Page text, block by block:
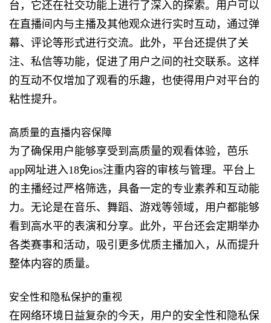
台，它还在社交功能上进行了深入的探索。用户可以
在直播间内与主播及其他观众进行实时互动，通过弹
幕、评论等形式进行交流。此外，平台还提供了关
注、私信等功能，促进了用户之间的社交联系。这样
的互动不仅增加了观看的乐趣，也使得用户对平台的
粘性提升。
高质量的直播内容保障
为了确保用户能够享受到高质量的观看体验，芭乐
app网址进入18免ios注重内容的审核与管理。平台上
的主播经过严格筛选，具备一定的专业素养和互动能
力。无论是在音乐、舞蹈、游戏等领域，用户都能够
看到高水平的表演和分享。此外，平台还会定期举办
各类赛事和活动，吸引更多优质主播加入，从而提升
整体内容的质量。
安全性和隐私保护的重视
在网络环境日益复杂的今天，用户的安全性和隐私保